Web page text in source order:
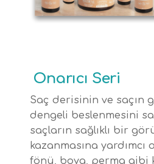
Onarıcı Seri
Saç derisinin ve saçın
dengeli beslenmesini
saçların sağlıklı bir
kazanmasına yardımcı
fönü, boya, perma gibi